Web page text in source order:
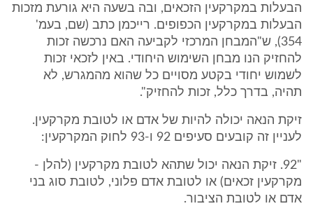
הבעלות במקרקעין הזכאים, ובה בשעה היא גורעת מזכות
הבעלות במקרקעין הכפופים. רייכמן כתב (שם, בעמ'
354), ש"המבחן המרכזי לקביעה האם נרכשה זכות
להחזיק הנו מבחן השימוש היחודי. באין לזכאי זכות
לשמוש יחודי בקטע מסויים כל שהוא מהמגרש, לא
תהיה, בדרך כלל, זכות להחזיק".
זיקת הנאה יכולה להיות של אדם או לטובת מקרקעין.
לעניין זה קובעים סעיפים 92 ו-93 לחוק המקרקעין:
"92. זיקת הנאה יכול שתהא לטובת מקרקעין (להלן -
מקרקעין זכאים) או לטובת אדם פלוני, לטובת סוג בני
אדם או לטובת הציבור.